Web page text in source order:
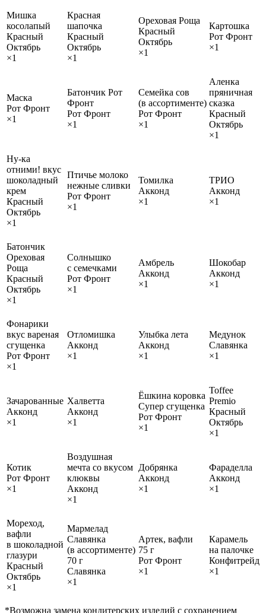
Мишка
косолапый
Красный
Октябрь
×1
Красная
шапочка
Красный
Октябрь
×1
Ореховая Роща
Красный
Октябрь
×1
Картошка
Рот Фронт
×1
Маска
Рот Фронт
×1
Батончик Рот
Фронт
Рот Фронт
×1
Семейка сов
(в ассортименте)
Рот Фронт
×1
Аленка
пряничная
сказка
Красный
Октябрь
×1
Ну-ка
отними! вкус
шоколадный
крем
Красный
Октябрь
×1
Птичье молоко
нежные сливки
Рот Фронт
×1
Томилка
Акконд
×1
ТРИО
Акконд
×1
Батончик
Ореховая
Роща
Красный
Октябрь
×1
Солнышко
с семечками
Рот Фронт
×1
Амбрель
Акконд
×1
Шокобар
Акконд
×1
Фонарики
вкус вареная
сгущенка
Рот Фронт
×1
Отломишка
Акконд
×1
Улыбка лета
Акконд
×1
Медунок
Славянка
×1
Зачарованные
Акконд
×1
Халветта
Акконд
×1
Ёшкина коровка
Супер сгущенка
Рот Фронт
×1
Toffee
Premio
Красный
Октябрь
×1
Котик
Рот Фронт
×1
Воздушная
мечта со вкусом
клюквы
Акконд
×1
Добрянка
Акконд
×1
Фараделла
Акконд
×1
Мореход,
вафли
в шоколадной
глазури
Красный
Октябрь
×1
Мармелад
Славянка
(в ассортименте)
70 г
Славянка
×1
Артек, вафли
75 г
Рот Фронт
×1
Карамель
на палочке
Конфитрейд
×1
*Возможна замена кондитерских изделий с сохранением